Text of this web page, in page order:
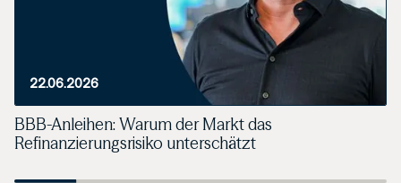
22.06.2026
BBB-Anleihen: Warum der Markt das
Refinanzierungsrisiko unterschätzt